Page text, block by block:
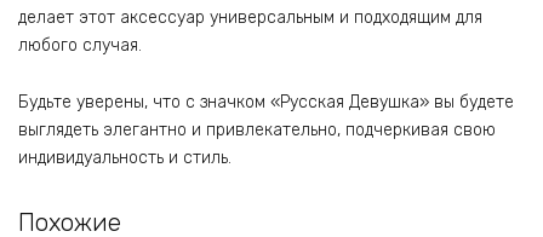
делает этот аксессуар универсальным и подходящим для
любого случая.
Будьте уверены, что с значком «Русская Девушка» вы будете
выглядеть элегантно и привлекательно, подчеркивая свою
индивидуальность и стиль.
Похожие